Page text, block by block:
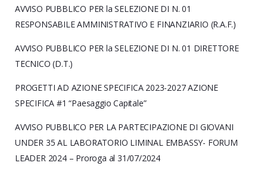
AVVISO PUBBLICO PER la SELEZIONE DI N. 01
RESPONSABILE AMMINISTRATIVO E FINANZIARIO (R.A.F.)
AVVISO PUBBLICO PER la SELEZIONE DI N. 01 DIRETTORE
TECNICO (D.T.)
PROGETTI AD AZIONE SPECIFICA 2023-2027 AZIONE
SPECIFICA #1 “Paesaggio Capitale”
AVVISO PUBBLICO PER LA PARTECIPAZIONE DI GIOVANI
UNDER 35 AL LABORATORIO LIMINAL EMBASSY- FORUM
LEADER 2024 – Proroga al 31/07/2024